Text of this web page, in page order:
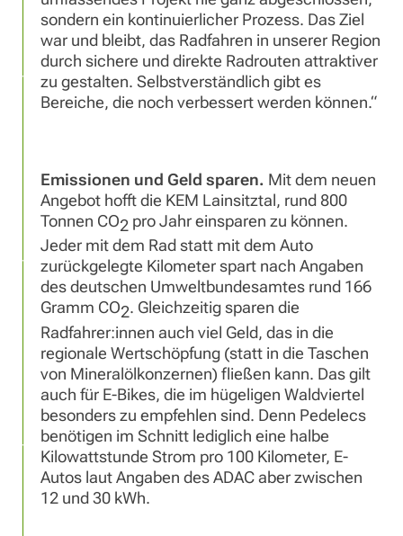
sondern ein kontinuierlicher Prozess. Das Ziel
war und bleibt, das Radfahren in unserer Region
durch sichere und direkte Radrouten attraktiver
zu gestalten. Selbstverständlich gibt es
Bereiche, die noch verbessert werden können.“
Emissionen und Geld sparen. Mit dem neuen
Angebot hofft die KEM Lainsitztal, rund 800
Tonnen CO2 pro Jahr einsparen zu können.
Jeder mit dem Rad statt mit dem Auto
zurückgelegte Kilometer spart nach Angaben
des deutschen Umweltbundesamtes rund 166
Gramm CO2. Gleichzeitig sparen die
Radfahrer:innen auch viel Geld, das in die
regionale Wertschöpfung (statt in die Taschen
von Mineralölkonzernen) fließen kann. Das gilt
auch für E-Bikes, die im hügeligen Waldviertel
besonders zu empfehlen sind. Denn Pedelecs
benötigen im Schnitt lediglich eine halbe
Kilowattstunde Strom pro 100 Kilometer, E-
Autos laut Angaben des ADAC aber zwischen
12 und 30 kWh.